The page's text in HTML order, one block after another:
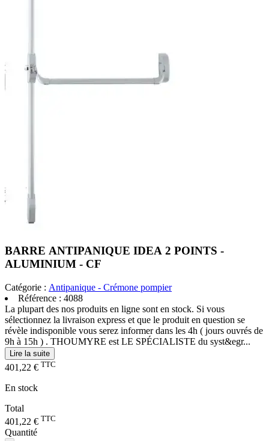
BARRE ANTIPANIQUE IDEA 2 POINTS -
ALUMINIUM - CF
Catégorie : Antipanique - Crémone pompier
Référence : 4088
La plupart des nos produits en ligne sont en stock. Si vous
sélectionnez la livraison express et que le produit en question se
révèle indisponible vous serez informer dans les 4h ( jours ouvrés de
9h à 15h ) . THOUMYRE est LE SPÉCIALISTE du syst&egr...
Lire la suite
401,22 € TTC
En stock
Total
401,22 € TTC
Quantité